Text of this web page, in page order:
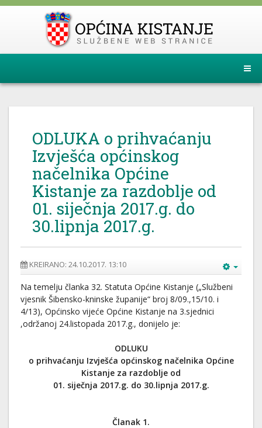
ODLUKA o prihvaćanju
Izvješća općinskog
načelnika Općine
Kistanje za razdoblje od
01. siječnja 2017.g. do
30.lipnja 2017.g.
KREIRANO: 24.10.2017. 13:10
Na temelju članka 32. Statuta Općine Kistanje („Službeni
vjesnik Šibensko-kninske županije“ broj 8/09.,15/10. i
4/13), Općinsko vijeće Općine Kistanje na 3.sjednici
,održanoj 24.listopada 2017.g., donijelo je:
ODLUKU
o prihvaćanju Izvješća općinskog načelnika Općine
Kistanje za razdoblje od
01. siječnja 2017.g. do 30.lipnja 2017.g.
Članak 1.